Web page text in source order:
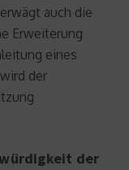
auch die
Erweiterung
eines
der
der